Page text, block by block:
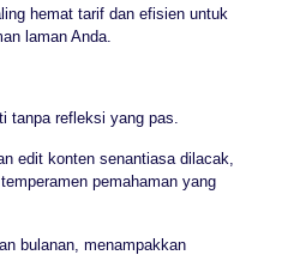
hemat tarif dan efisien untuk
laman Anda.
tanpa refleksi yang pas.
edit konten senantiasa dilacak,
pemahaman yang
bulanan, menampakkan